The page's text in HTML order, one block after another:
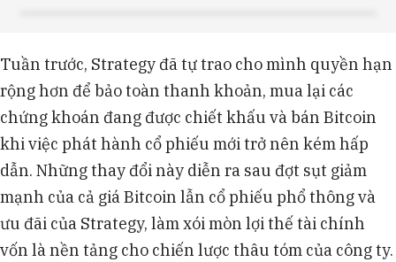
Tuần trước, Strategy đã tự trao cho mình quyền hạn
rộng hơn để bảo toàn thanh khoản, mua lại các
chứng khoán đang được chiết khấu và bán Bitcoin
khi việc phát hành cổ phiếu mới trở nên kém hấp
dẫn. Những thay đổi này diễn ra sau đợt sụt giảm
mạnh của cả giá Bitcoin lẫn cổ phiếu phổ thông và
ưu đãi của Strategy, làm xói mòn lợi thế tài chính
vốn là nền tảng cho chiến lược thâu tóm của công ty.